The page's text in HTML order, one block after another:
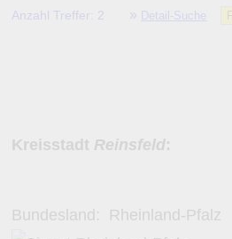
Anzahl Treffer: 2 » Detail-Suche
Kreisstadt Reinsfeld:
Bundesland: Rheinland-Pfalz